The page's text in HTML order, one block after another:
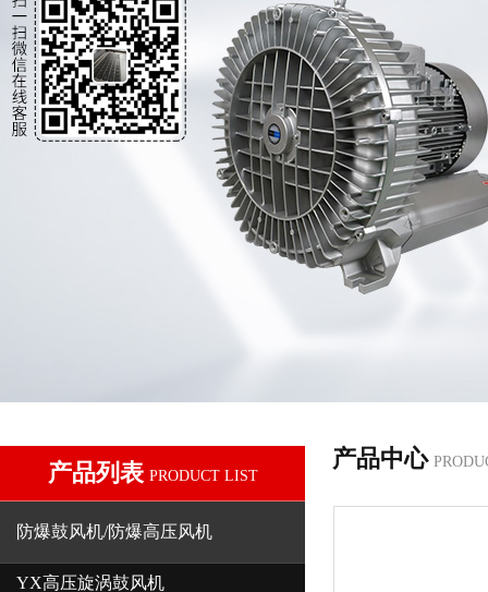
产品列表 PRODUCT LIST
防爆鼓风机/防爆高压风机
YX高压旋涡鼓风机
产品中心